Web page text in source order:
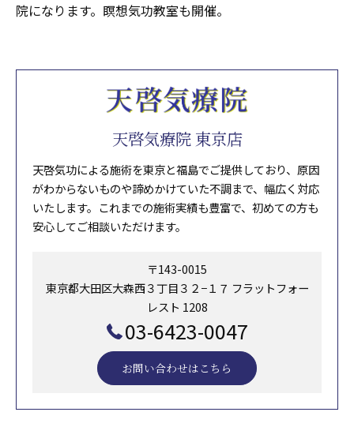
院になります。瞑想気功教室も開催。
天啓気療院 東京店
天啓気功による施術を東京と福島でご提供しており、原因
がわからないものや諦めかけていた不調まで、幅広く対応
いたします。これまでの施術実績も豊富で、初めての方も
安心してご相談いただけます。
〒143-0015
東京都大田区大森西３丁目３２−１７ フラットフォー
レスト 1208
03-6423-0047
お問い合わせはこちら